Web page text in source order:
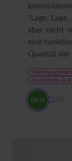
"Lage,
aber nicht
eine
Qualität der
Investieren &
QUIS